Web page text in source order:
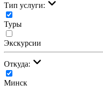
Тип услуги:
Туры
Экскурсии
Откуда:
Минск